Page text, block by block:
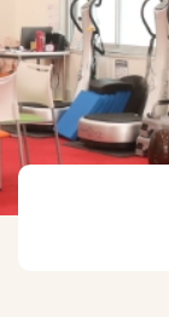
会
社
情
報